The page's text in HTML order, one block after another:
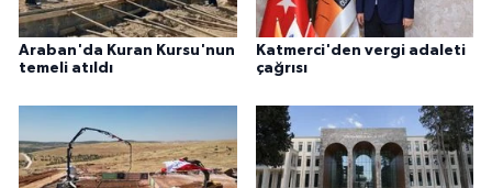
Araban'da Kuran Kursu'nun
temeli atıldı
Katmerci'den vergi adaleti
çağrısı